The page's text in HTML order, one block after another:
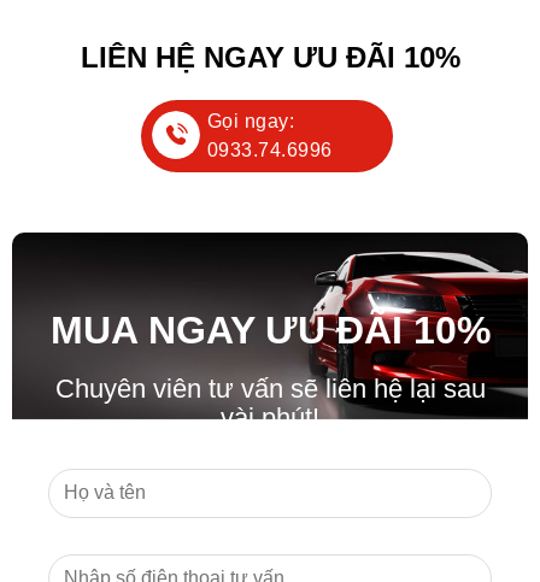
LIÊN HỆ NGAY ƯU ĐÃI 10%
Gọi ngay:
0933.74.6996
MUA NGAY ƯU ĐÃI10%
Chuyên viên tư vấn sẽ liên hệ lại sau
vài phút!